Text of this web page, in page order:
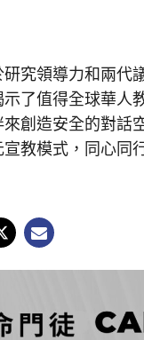
究領導力和兩代
了值得全球華人
創造安全的對話
教模式，同心同